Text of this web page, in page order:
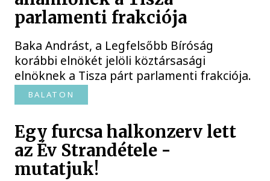
parlamenti frakciója
Baka Andrást, a Legfelsőbb Bíróság
korábbi elnökét jelöli köztársasági
elnöknek a Tisza párt parlamenti frakciója.
BALATON
Egy furcsa halkonzerv lett
az Év Strandétele -
mutatjuk!